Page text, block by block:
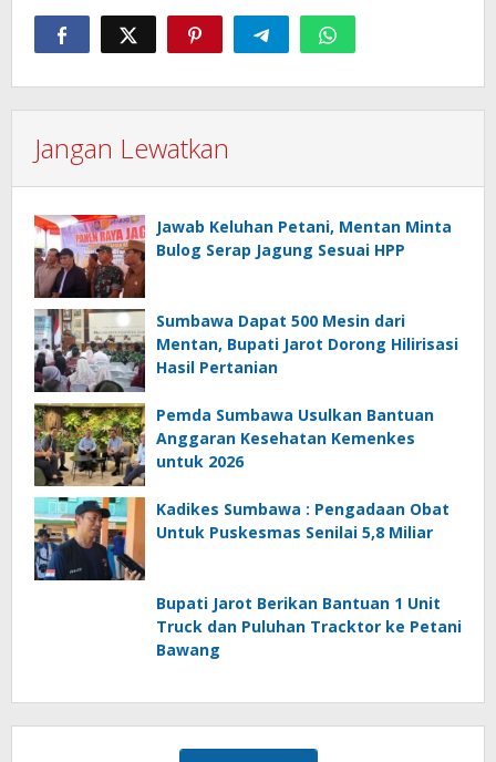
Jangan Lewatkan
Jawab Keluhan Petani, Mentan Minta
Bulog Serap Jagung Sesuai HPP
Sumbawa Dapat 500 Mesin dari
Mentan, Bupati Jarot Dorong Hilirisasi
Hasil Pertanian
Pemda Sumbawa Usulkan Bantuan
Anggaran Kesehatan Kemenkes
untuk 2026
Kadikes Sumbawa : Pengadaan Obat
Untuk Puskesmas Senilai 5,8 Miliar
Bupati Jarot Berikan Bantuan 1 Unit
Truck dan Puluhan Tracktor ke Petani
Bawang